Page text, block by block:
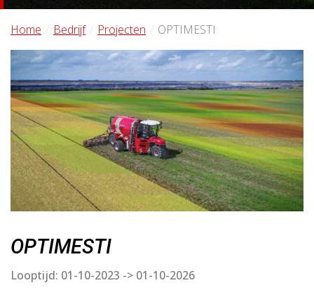
Home Bedrijf Projecten OPTIMESTI
OPTIMESTI
Looptijd: 01-10-2023 -> 01-10-2026